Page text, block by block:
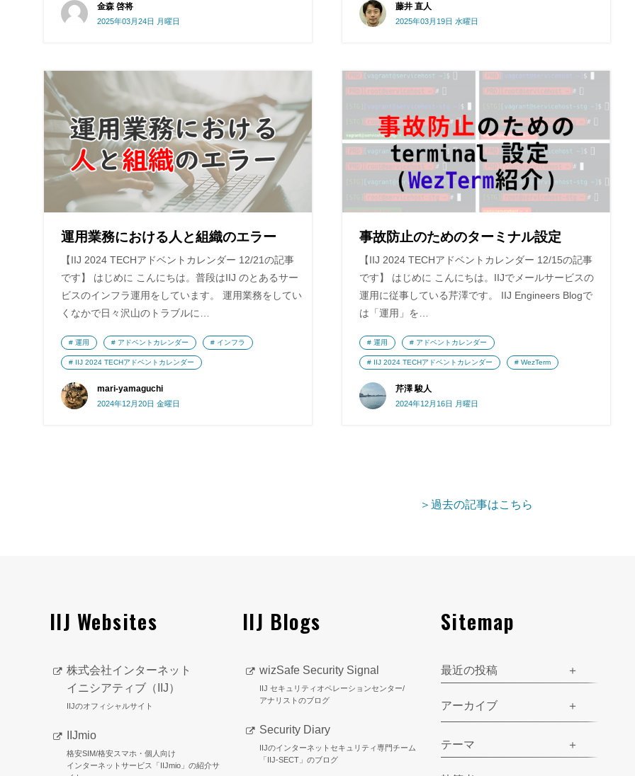
金森 啓将
2025年03月24日 月曜日
藤井 直人
2025年03月19日 水曜日
運用業務における人と組織のエラー
【IIJ 2024 TECHアドベントカレンダー 12/21の記事
です】 はじめに こんにちは。普段はIIJ のとあるサー
ビスのインフラ運用をしています。 運用業務をしてい
くなかで日々沢山のトラブルに…
mari-yamaguchi
2024年12月20日 金曜日
運用 アドベントカレンダー インフラ
IIJ 2024 TECHアドベントカレンダー
事故防止のためのターミナル設定
【IIJ 2024 TECHアドベントカレンダー 12/15の記事
です】 はじめに こんにちは。IIJでメールサービスの
運用に従事している芹澤です。 IIJ Engineers Blogで
は「運用」を…
芹澤 駿人
2024年12月16日 月曜日
運用 アドベントカレンダー
IIJ 2024 TECHアドベントカレンダー WezTerm
＞過去の記事はこちら
IIJ Websites
株式会社インターネット
イニシアティブ（IIJ）
IIJのオフィシャルサイト
IIJmio
格安SIM/格安スマホ・個人向け
インターネットサービス「IIJmio」の紹介サ
IIJ Blogs
wizSafe Security Signal
IIJ セキュリティオペレーションセンター/
アナリストのブログ
Security Diary
IIJのインターネットセキュリティ専門チーム
「IIJ-SECT」のブログ
Sitemap
最近の投稿
アーカイブ
テーマ